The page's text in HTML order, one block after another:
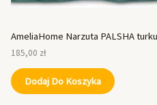
AmeliaHome Narzuta PALSHA
185,00 zł
Dodaj Do Koszyka